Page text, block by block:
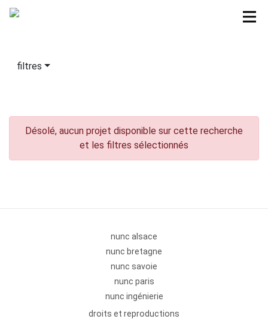
filtres
Désolé, aucun projet disponible sur cette recherche
et les filtres sélectionnés
nunc alsace
nunc bretagne
nunc savoie
nunc paris
nunc ingénierie
droits et reproductions